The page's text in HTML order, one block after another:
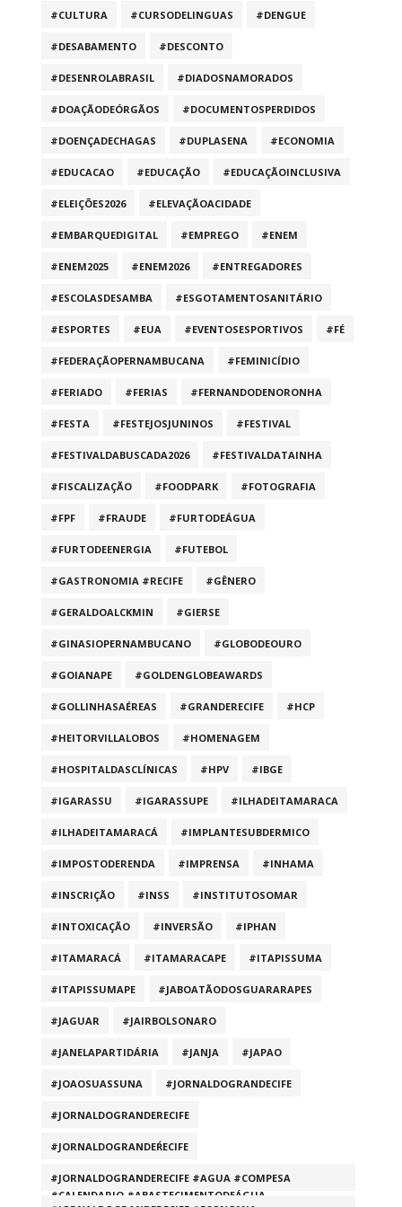
#CULTURA #CURSODELINGUAS #DENGUE
#DESABAMENTO #DESCONTO
#DESENROLABRASIL #DIADOSNAMORADOS
#DOAÇÃODEÓRGÃOS #DOCUMENTOSPERDIDOS
#DOENÇADECHAGAS #DUPLASENA #ECONOMIA
#EDUCACAO #EDUCAÇÃO #EDUCAÇÃOINCLUSIVA
#ELEIÇÕES2026 #ELEVAÇÃOACIDADE
#EMBARQUEDIGITAL #EMPREGO #ENEM
#ENEM2025 #ENEM2026 #ENTREGADORES
#ESCOLASDESAMBA #ESGOTAMENTOSANITÁRIO
#ESPORTES #EUA #EVENTOSESPORTIVOS #FÉ
#FEDERAÇÃOPERNAMBUCANA #FEMINICÍDIO
#FERIADO #FERIAS #FERNANDODENORONHA
#FESTA #FESTEJOSJUNINOS #FESTIVAL
#FESTIVALDABUSCADA2026 #FESTIVALDATAINHA
#FISCALIZAÇÃO #FOODPARK #FOTOGRAFIA
#FPF #FRAUDE #FURTODEÁGUA
#FURTODEENERGIA #FUTEBOL
#GASTRONOMIA #RECIFE #GÊNERO
#GERALDOALCKMIN #GIERSE
#GINASIOPERNAMBUCANO #GLOBODEOURO
#GOIANAPE #GOLDENGLOBEAWARDS
#GOLLINHASAÉREAS #GRANDERECIFE #HCP
#HEITORVILLALOBOS #HOMENAGEM
#HOSPITALDASCLÍNICAS #HPV #IBGE
#IGARASSU #IGARASSUPE #ILHADEITAMARACA
#ILHADEITAMARACÁ #IMPLANTESUBDERMICO
#IMPOSTODERENDA #IMPRENSA #INHAMA
#INSCRIÇÃO #INSS #INSTITUTOSOMAR
#INTOXICAÇÃO #INVERSÃO #IPHAN
#ITAMARACÁ #ITAMARACAPE #ITAPISSUMA
#ITAPISSUMAPE #JABOATÃODOSGUARARAPES
#JAGUAR #JAIRBOLSONARO
#JANELAPARTIDÁRIA #JANJA #JAPAO
#JOAOSUASSUNA #JORNALDOGRANDECIFE
#JORNALDOGRANDERECIFE
#JORNALDOGRANDEŔECIFE
#JORNALDOGRANDERECIFE #AGUA #COMPESA
#CALENDARIO #ABASTECIMENTODEÁGUA